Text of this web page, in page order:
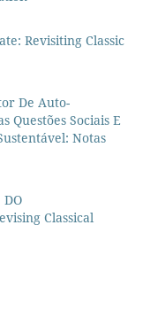
Revisiting Classic
De Auto-
Questões Sociais E
Notas
DO
Classical